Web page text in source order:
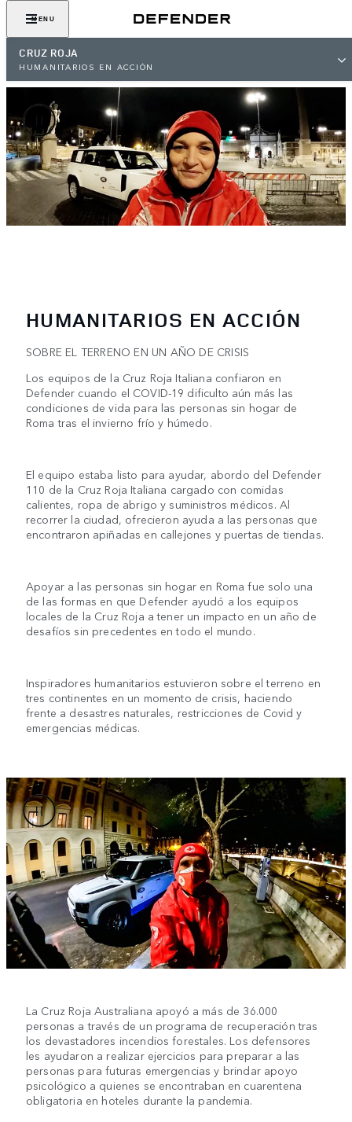
MENU
CRUZ ROJA
HUMANITARIOS EN ACCIÓN
HUMANITARIOS EN ACCIÓN
SOBRE EL TERRENO EN UN AÑO DE CRISIS
Los equipos de la Cruz Roja Italiana confiaron en
Defender cuando el COVID-19 dificulto aún más las
condiciones de vida para las personas sin hogar de
Roma tras el invierno frío y húmedo.
El equipo estaba listo para ayudar, abordo del Defender
110 de la Cruz Roja Italiana cargado con comidas
calientes, ropa de abrigo y suministros médicos. Al
recorrer la ciudad, ofrecieron ayuda a las personas que
encontraron apiñadas en callejones y puertas de tiendas.
Apoyar a las personas sin hogar en Roma fue solo una
de las formas en que Defender ayudó a los equipos
locales de la Cruz Roja a tener un impacto en un año de
desafíos sin precedentes en todo el mundo.
Inspiradores humanitarios estuvieron sobre el terreno en
tres continentes en un momento de crisis, haciendo
frente a desastres naturales, restricciones de Covid y
emergencias médicas.
La Cruz Roja Australiana apoyó a más de 36.000
personas a través de un programa de recuperación tras
los devastadores incendios forestales. Los defensores
les ayudaron a realizar ejercicios para preparar a las
personas para futuras emergencias y brindar apoyo
psicológico a quienes se encontraban en cuarentena
obligatoria en hoteles durante la pandemia.